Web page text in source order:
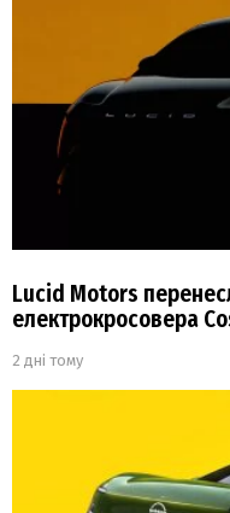
Lucid Motors
електрокросовера
2 дні тому